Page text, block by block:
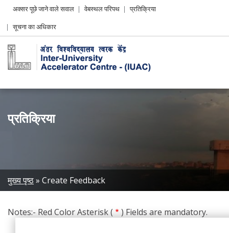
Header
menu
अक्सर पूछे जाने वाले सवाल वेबस्थल परिपथ
प्रतिक्रिया
सूचना का अधिकार
प्रतिक्रिया
Breadcrumb
मुख्य पृष्ठ Create Feedback
Notes:- Red Color Asterisk ( ) Fields are mandatory.